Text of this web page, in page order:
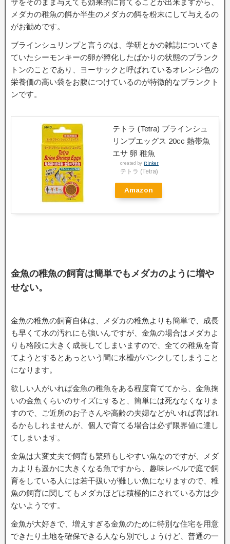
サをそのまま与えても効果的に育てることが出来ますから、
メダカの稚魚の餌か半生のメダカの餌を粉末にして与えるの
がお勧めです。
ブラインシュリンプと言うのは、学研とかの雑誌についてき
ていたシーモンキーの卵が孵化したばかりの状態のプランク
トンのことであり、ヨーサックと呼ばれているオレンジ色の
栄養価の高い袋をお腹につけているのが特徴的なプランクト
ンです。
テトラ (Tetra) ブラインシュ
リンプエッグス 20cc 熱帯魚
エサ 卵 稚魚
created by Rinker
テトラ (Tetra)
Amazon
金魚の稚魚の飼育は簡単でもメダカのように増や
せない。
金魚の稚魚の飼育自体は、メダカの稚魚よりも簡単で、成長
も早くて水の汚れにも強いんですが、金魚の場合はメダカよ
りも格段に大きく成長してしまいますので、全ての稚魚を育
てようとするとあっという間に水槽がパンクしてしまうこと
になります。
欲しい人がいれば金魚の稚魚をある程度育ててから、金魚掬
いの金魚くらいのサイズにすると、簡単には死ななくなりま
すので、ご近所のお子さんや高齢の夫婦などがいれば喜ばれ
るかもしれませんが、個人で育てる場合は必ず限界値に達し
てしまいます。
金魚は大変丈夫で飼育も繁殖もしやすい魚なのですが、メダ
カよりも遥かに大きくなる魚ですから、趣味レベルで庭で飼
育をしている人には若干扱いが難しい魚になりますので、稚
魚の飼育に関してもメダカほどは積極的にされている方は少
ないようです。
金魚が大好きで、増えすぎる金魚のために特別な住宅を用意
できたり土地を確保できる人なら別でしょうけど、普通の一